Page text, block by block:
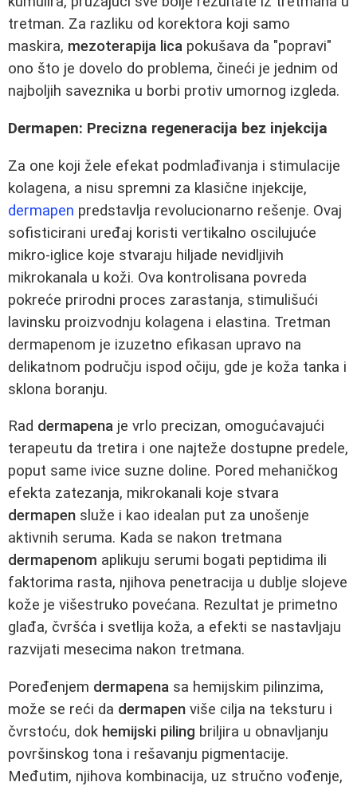
tretman. Za razliku od korektora koji samo
maskira, mezoterapija lica pokušava da "popravi"
ono što je dovelo do problema, čineći je jednim od
najboljih saveznika u borbi protiv umornog izgleda.
Dermapen: Precizna regeneracija bez injekcija
Za one koji žele efekat podmlađivanja i stimulacije
kolagena, a nisu spremni za klasične injekcije,
dermapen predstavlja revolucionarno rešenje. Ovaj
sofisticirani uređaj koristi vertikalno oscilujuće
mikro-iglice koje stvaraju hiljade nevidljivih
mikrokanala u koži. Ova kontrolisana povreda
pokreće prirodni proces zarastanja, stimulišući
lavinsku proizvodnju kolagena i elastina. Tretman
dermapenom je izuzetno efikasan upravo na
delikatnom području ispod očiju, gde je koža tanka i
sklona boranju.
Rad dermapena je vrlo precizan, omogućavajući
terapeutu da tretira i one najteže dostupne predele,
poput same ivice suzne doline. Pored mehaničkog
efekta zatezanja, mikrokanali koje stvara
dermapen služe i kao idealan put za unošenje
aktivnih seruma. Kada se nakon tretmana
dermapenom aplikuju serumi bogati peptidima ili
faktorima rasta, njihova penetracija u dublje slojeve
kože je višestruko povećana. Rezultat je primetno
glađa, čvršća i svetlija koža, a efekti se nastavljaju
razvijati mesecima nakon tretmana.
Poređenjem dermapena sa hemijskim pilinzima,
može se reći da dermapen više cilja na teksturu i
čvrstoću, dok hemijski piling briljira u obnavljanju
površinskog tona i rešavanju pigmentacije.
Međutim, njihova kombinacija, uz stručno vođenje,